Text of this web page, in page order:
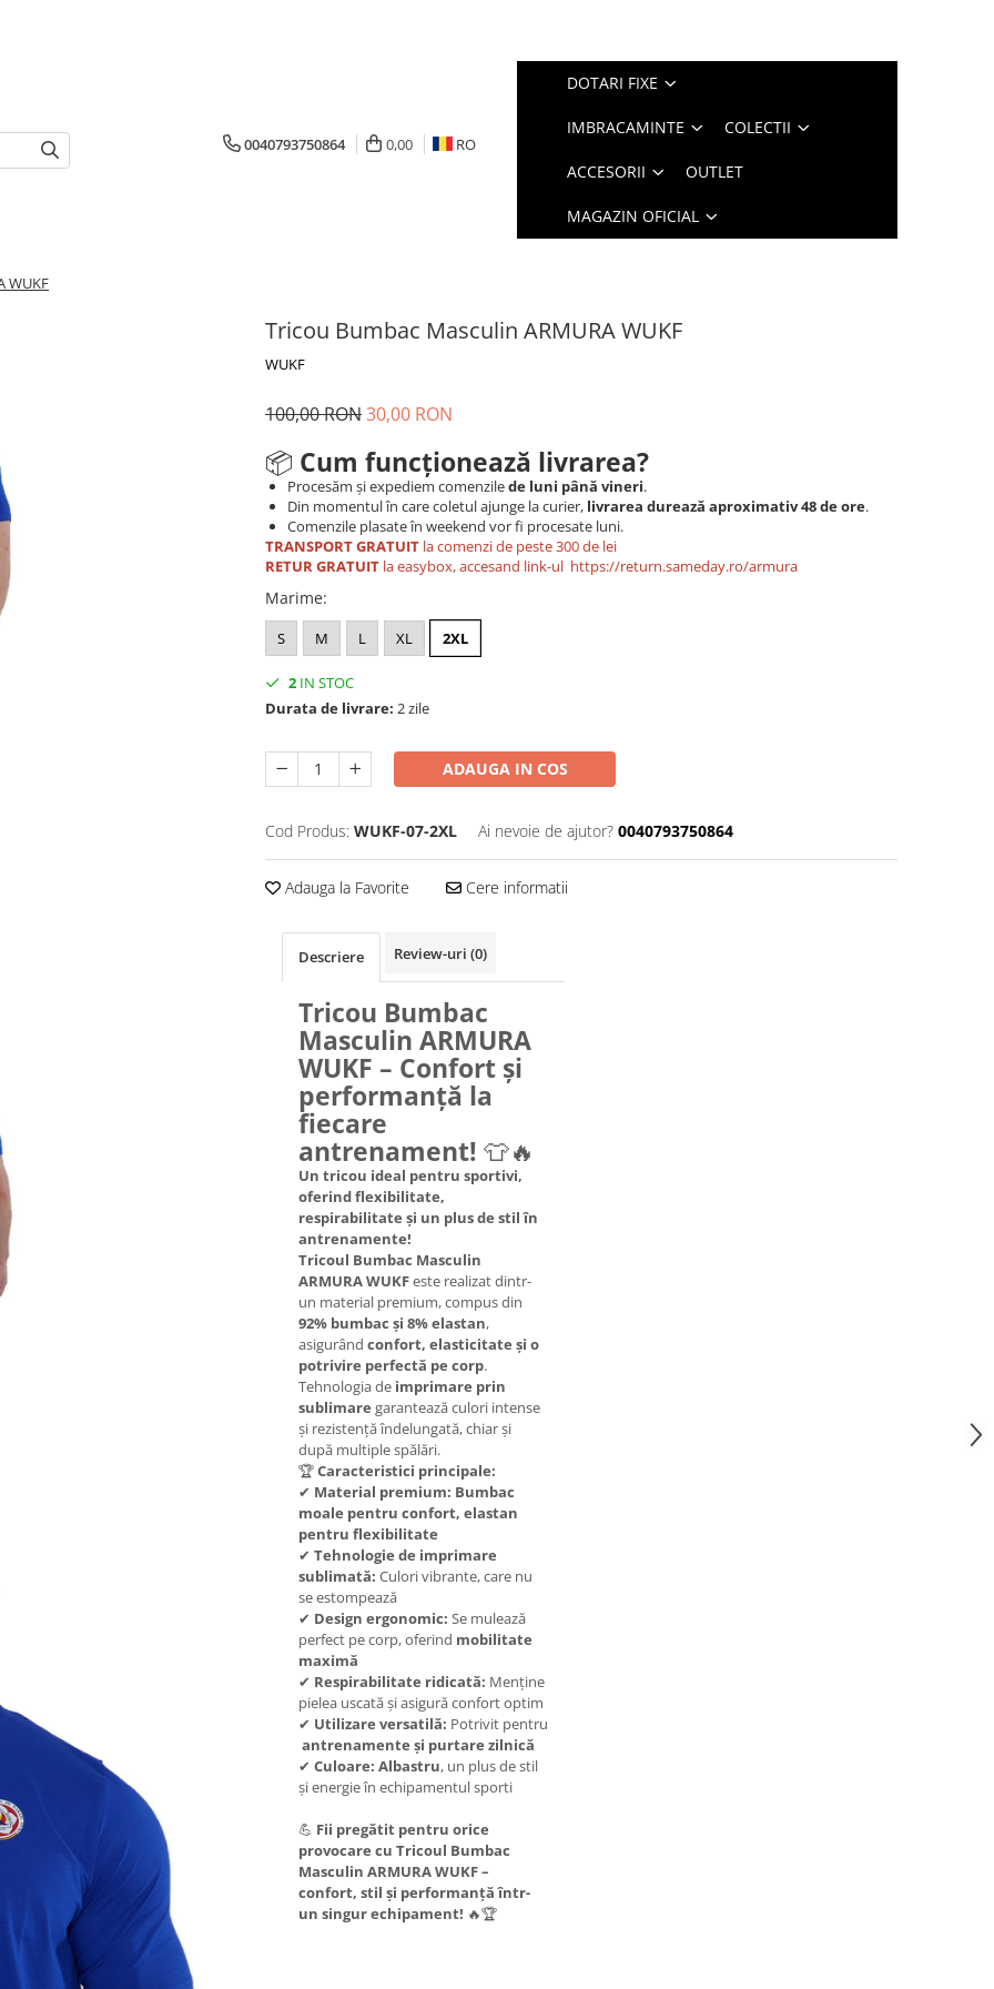
0040793750864 0,00 RO
DOTARI FIXE
IMBRACAMINTE COLECTII
ACCESORII OUTLET
MAGAZIN OFICIAL
WUKF
Tricou Bumbac Masculin ARMURA WUKF
WUKF
100,00 RON30,00 RON
📦 Cum funcționează livrarea?
Procesăm și expediem comenzilede luni până vineri.
Din momentul în care coletul ajunge la curier, livrarea durează aproximativ 48 de ore.
Comenzile plasate în weekend vor fi procesate luni.
TRANSPORT GRATUIT la comenzi de peste 300 de lei
RETUR GRATUIT la easybox, accesand link-ul https://return.sameday.ro/armura
Marime:
S M L XL 2XL
2 IN STOC
Durata de livrare: 2 zile
ADAUGA IN COS
Cod Produs: WUKF-07-2XL Ai nevoie de ajutor? 0040793750864
Adauga la Favorite Cere informatii
Descriere Review-uri (0)
Tricou Bumbac
Masculin ARMURA
WUKF – Confort și
performanță la
fiecare
antrenament! 👕🔥
Un tricou ideal pentru sportivi,
oferind flexibilitate,
respirabilitate și un plus de stil în
antrenamente!
Tricoul Bumbac Masculin
ARMURA WUKFeste realizat dintr-
un material premium, compus din
92% bumbac și 8% elastan,
asigurând confort, elasticitate și o
potrivire perfectă pe corp.
Tehnologia de imprimare prin
sublimare garantează culori intense
și rezistență îndelungată, chiar și
după multiple spălări.
🏆Caracteristici principale:
✔ Material premium: Bumbac
moale pentru confort, elastan
pentru flexibilitate
✔ Tehnologie de imprimare
sublimată: Culori vibrante, care nu
se estompează
✔ Design ergonomic: Se mulează
perfect pe corp, oferind mobilitate
maximă
✔ Respirabilitate ridicată: Menține
pielea uscată și asigură confort optim
✔ Utilizare versatilă: Potrivit pentru
antrenamente și purtare zilnică
✔ Culoare: Albastru, un plus de stil
și energie în echipamentul sporti
💪 Fii pregătit pentru orice
provocare cu Tricoul Bumbac
Masculin ARMURA WUKF –
confort, stil și performanță într-
un singur echipament! 🔥🏆